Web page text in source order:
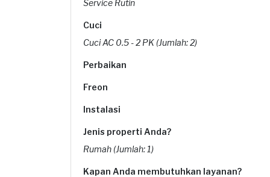
Service Rutin
Cuci
Cuci AC 0.5 - 2 PK (Jumlah: 2)
Perbaikan
Freon
Instalasi
Jenis properti Anda?
Rumah (Jumlah: 1)
Kapan Anda membutuhkan layanan?